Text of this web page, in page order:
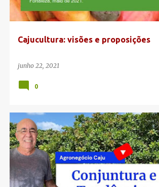
Cajucultura: visões e proposições
junho 22, 2021
0
AGRONEGÓCIO CAJU CANAL DA CAJUCULTURA
CONJUNTURA TENDÊNCIAS VITOR OLIVEIRA